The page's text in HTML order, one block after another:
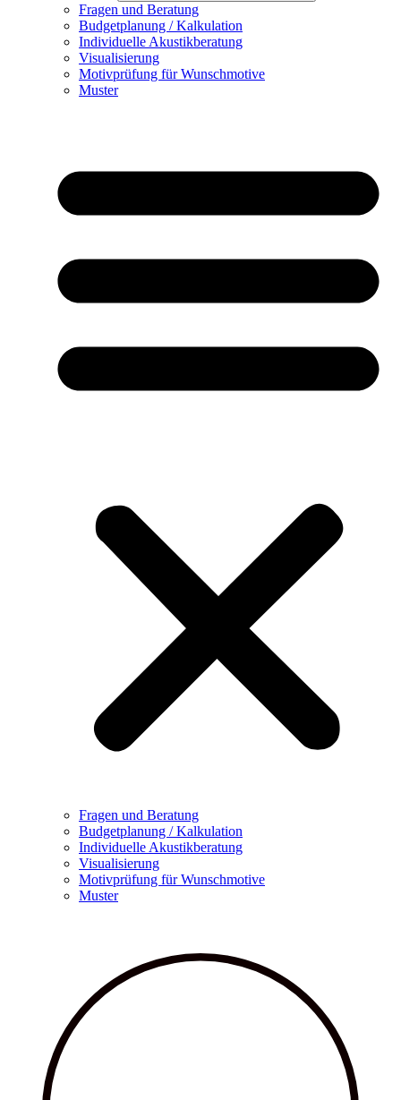
Fragen und Beratung
Budgetplanung / Kalkulation
Individuelle Akustikberatung
Visualisierung
Motivprüfung für Wunschmotive
Muster
Fragen und Beratung
Budgetplanung / Kalkulation
Individuelle Akustikberatung
Visualisierung
Motivprüfung für Wunschmotive
Muster